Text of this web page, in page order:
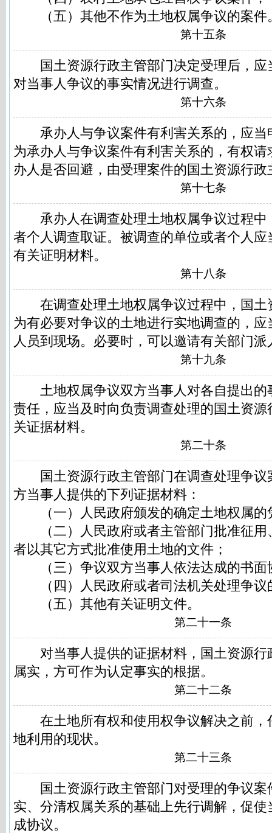
（五）其他不作为土地权属争议的案件
第十五条
国土资源行政主管部门决定受理后，应
对当事人争议的事实情况进行调查。
第十六条
承办人与争议案件有利害关系的，应当
为承办人与争议案件有利害关系的，有权
办人是否回避，由受理案件的国土资源行
第十七条
承办人在调查处理土地权属争议过程中
者个人调查取证。被调查的单位或者个人
有关证明材料。
第十八条
在调查处理土地权属争议过程中，国土
为有必要对争议的土地进行实地调查的，
人员到现场。必要时，可以邀请有关部门
第十九条
土地权属争议双方当事人对各自提出的
责任，应当及时向负责调查处理的国土资
关证据材料。
第二十条
国土资源行政主管部门在调查处理争议
方当事人提供的下列证据材料：
（一）人民政府颁发的确定土地权属的
（二）人民政府或者主管部门批准征用
者以其它方式批准使用土地的文件；
（三）争议双方当事人依法达成的书面
（四）人民政府或者司法机关处理争议
（五）其他有关证明文件。
第二十一条
对当事人提供的证据材料，国土资源行
属实，方可作为认定事实的根据。
第二十二条
在土地所有权和使用权争议解决之前，
地利用的现状。
第二十三条
国土资源行政主管部门对受理的争议案
实、分清权属关系的基础上先行调解，促
成协议。